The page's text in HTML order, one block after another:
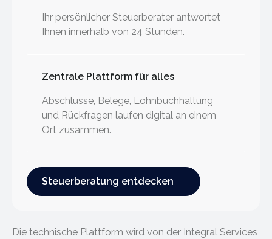
Ihr persönlicher Steuerberater antwortet
Ihnen innerhalb von 24 Stunden.
Zentrale Plattform für alles
Abschlüsse, Belege, Lohnbuchhaltung
und Rückfragen laufen digital an einem
Ort zusammen.
Steuerberatung entdecken
Steuerberatung entdecken
Die technische Plattform wird von der Integral Services